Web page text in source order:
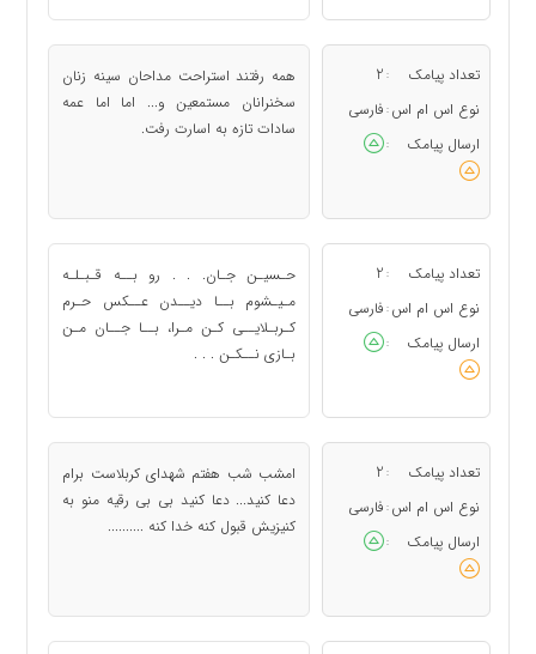
تعداد پیامک :
2
نوع اس ام اس : فارسی
ارسال پیامک
:
همه رفتند استراحت مداحان سینه زنان
سخنرانان مستمعین و... اما اما عمه
سادات تازه به اسارت رفت.
تعداد پیامک :
2
نوع اس ام اس : فارسی
ارسال پیامک
:
حـسیـن جـان. . . رو بــه قـبـلـه
مـیـشوم بــا دیــدن عــكس حـرم
كـربـلایــى كـن مـرا، بــا جــان مـن
بـازى نــكـن . . .
تعداد پیامک :
2
نوع اس ام اس : فارسی
ارسال پیامک
:
امشب شب هفتم شهدای کربلاست برام
دعا کنید... دعا کنید بی بی رقیه منو به
کنیزیش قبول کنه خدا کنه ..........